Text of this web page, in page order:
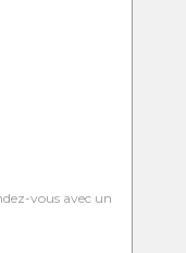
vous avec un